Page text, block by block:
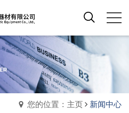
您的位置：主页 新闻中心